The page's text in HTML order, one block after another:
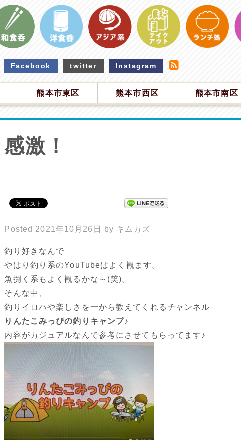
Facebook twitter Instagram
熊本市東区 熊本市西区 熊本市南区
感激！
Posted 2021年10月26日 by キムカズ
釣り好きなんで
やはり釣り系のYouTubeはよく観ます。
魚捌く系もよく観るかな～(笑)。
そんな中、
釣りイロハや楽しさを一から教えてくれるチャンネル
りんたこみっぴの釣りキャンプ♪
内容がカジュアルなんで参考にさせてもらってます♪